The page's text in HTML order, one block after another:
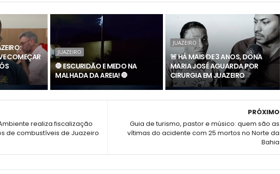
COMEÇAR
JUAZEIRO
🛑 ESCURIDÃO E MEDO NA
MALHADA DA AREIA! 🛑
JUAZEIRO
🚨 HÁ MAIS DE 3 ANOS, DONA
MARIA JOSÉ AGUARDA POR
CIRURGIA EM JUAZEIRO
PRÓXIMO
Guia de turismo, pastor e músico: quem são as
vítimas do acidente com 25 mortos no Norte da
Bahia
realiza fiscalização
de combustíveis de Juazeiro